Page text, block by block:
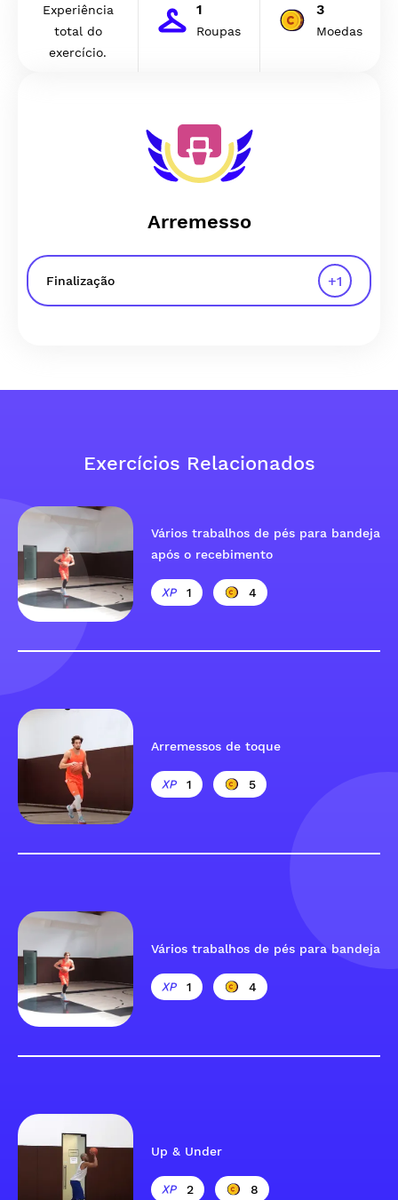
Experiência
total do
exercício.
1
Roupas
3
Moedas
Arremesso
Finalização +1
Exercícios Relacionados
Vários trabalhos de pés para bandeja
após o recebimento
1 4
Arremessos de toque
1 5
Vários trabalhos de pés para bandeja
1 4
Up & Under
2 8